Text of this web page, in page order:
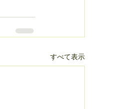
すべて表示